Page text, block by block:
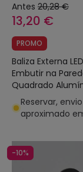
Antes 20,28 €
13,20 €
PROMO
Baliza Externa
Embutir na
Quadrado
EllisReservar, envio
aproximado
-10%